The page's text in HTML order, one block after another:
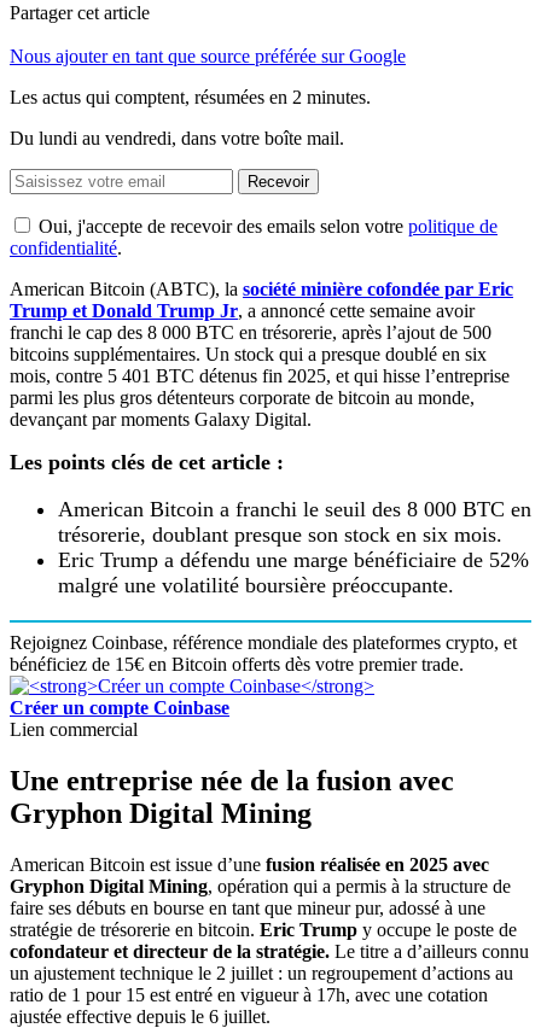
Partager cet article
Nous ajouter en tant que source préférée sur Google
Les actus qui comptent, résumées en 2 minutes.
Du lundi au vendredi, dans votre boîte mail.
Recevoir
Oui, j'accepte de recevoir des emails selon votre politique de
confidentialité.
American Bitcoin (ABTC), la société minière cofondée par Eric
Trump et Donald Trump Jr, a annoncé cette semaine avoir
franchi le cap des 8 000 BTC en trésorerie, après l’ajout de 500
bitcoins supplémentaires. Un stock qui a presque doublé en six
mois, contre 5 401 BTC détenus fin 2025, et qui hisse l’entreprise
parmi les plus gros détenteurs corporate de bitcoin au monde,
devançant par moments Galaxy Digital.
Les points clés de cet article :
American Bitcoin a franchi le seuil des 8 000 BTC en
trésorerie, doublant presque son stock en six mois.
Eric Trump a défendu une marge bénéficiaire de 52%
malgré une volatilité boursière préoccupante.
Rejoignez Coinbase, référence mondiale des plateformes crypto, et
bénéficiez de 15€ en Bitcoin offerts dès votre premier trade.
Créer un compte Coinbase
Lien commercial
Une entreprise née de la fusion avec
Gryphon Digital Mining
American Bitcoin est issue d’une fusion réalisée en 2025 avec
Gryphon Digital Mining, opération qui a permis à la structure de
faire ses débuts en bourse en tant que mineur pur, adossé à une
stratégie de trésorerie en bitcoin. Eric Trump y occupe le poste de
cofondateur et directeur de la stratégie. Le titre a d’ailleurs connu
un ajustement technique le 2 juillet : un regroupement d’actions au
ratio de 1 pour 15 est entré en vigueur à 17h, avec une cotation
ajustée effective depuis le 6 juillet.